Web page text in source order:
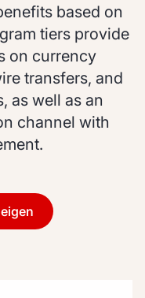
based on
tiers provide
on currency
transfers, and
as well as an
channel with